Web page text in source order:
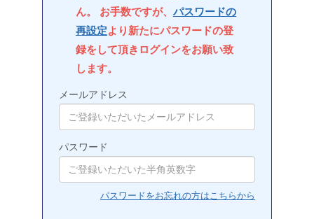
ん。 お手数ですが、 パスワードの
再設定より新たにパスワードの登
録をして頂きログインをお願い致
します。
メールアドレス
パスワード
パスワードをお忘れの方はこちらから